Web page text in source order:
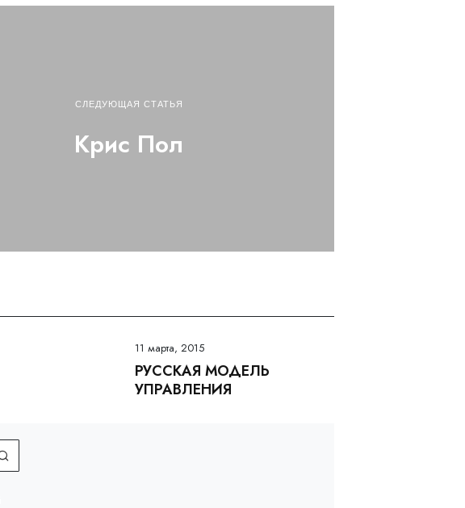
СЛЕДУЮЩАЯ СТАТЬЯ
Крис Пол
11 марта, 2015
РУССКАЯ МОДЕЛЬ
УПРАВЛЕНИЯ